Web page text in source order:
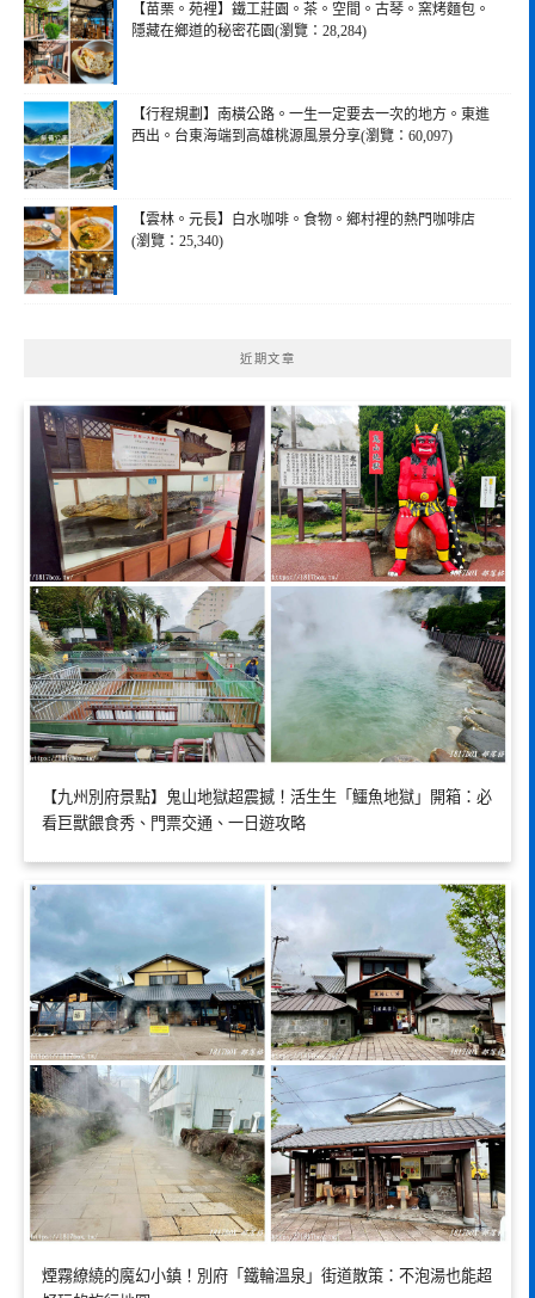
【苗栗。苑裡】鐵工莊園。茶。空間。古琴。窯烤麵包。
隱藏在鄉道的秘密花園(瀏覽：28,284)
【行程規劃】南橫公路。一生一定要去一次的地方。東進
西出。台東海端到高雄桃源風景分享(瀏覽：60,097)
【雲林。元長】白水咖啡。食物。鄉村裡的熱門咖啡店
(瀏覽：25,340)
近期文章
【九州別府景點】鬼山地獄超震撼！活生生「鱷魚地獄」開箱：必
看巨獸餵食秀、門票交通、一日遊攻略
煙霧繚繞的魔幻小鎮！別府「鐵輪溫泉」街道散策：不泡湯也能超